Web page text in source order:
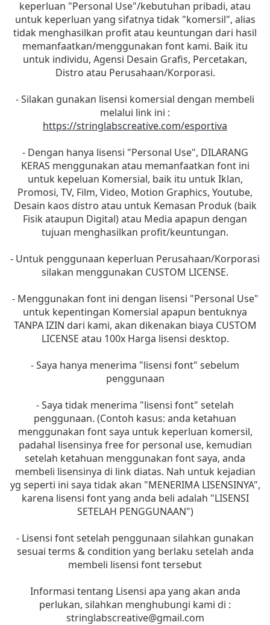
keperluan "Personal Use"/kebutuhan pribadi, atau
untuk keperluan yang sifatnya tidak "komersil", alias
tidak menghasilkan profit atau keuntungan dari hasil
memanfaatkan/menggunakan font kami. Baik itu
untuk individu, Agensi Desain Grafis, Percetakan,
Distro atau Perusahaan/Korporasi.
- Silakan gunakan lisensi komersial dengan membeli
melalui link ini :
https://stringlabscreative.com/esportiva
- Dengan hanya lisensi "Personal Use", DILARANG
KERAS menggunakan atau memanfaatkan font ini
untuk kepeluan Komersial, baik itu untuk Iklan,
Promosi, TV, Film, Video, Motion Graphics, Youtube,
Desain kaos distro atau untuk Kemasan Produk (baik
Fisik ataupun Digital) atau Media apapun dengan
tujuan menghasilkan profit/keuntungan.
- Untuk penggunaan keperluan Perusahaan/Korporasi
silakan menggunakan CUSTOM LICENSE.
- Menggunakan font ini dengan lisensi "Personal Use"
untuk kepentingan Komersial apapun bentuknya
TANPA IZIN dari kami, akan dikenakan biaya CUSTOM
LICENSE atau 100x Harga lisensi desktop.
- Saya hanya menerima "lisensi font" sebelum
penggunaan
- Saya tidak menerima "lisensi font" setelah
penggunaan. (Contoh kasus: anda ketahuan
menggunakan font saya untuk keperluan komersil,
padahal lisensinya free for personal use, kemudian
setelah ketahuan menggunakan font saya, anda
membeli lisensinya di link diatas. Nah untuk kejadian
yg seperti ini saya tidak akan "MENERIMA LISENSINYA",
karena lisensi font yang anda beli adalah "LISENSI
SETELAH PENGGUNAAN")
- Lisensi font setelah penggunaan silahkan gunakan
sesuai terms & condition yang berlaku setelah anda
membeli lisensi font tersebut
Informasi tentang Lisensi apa yang akan anda
perlukan, silahkan menghubungi kami di :
stringlabscreative@gmail.com